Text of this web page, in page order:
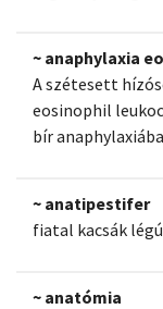
~ anaphylaxia
A szétesett
eosinophil
bír
~ anatipestifer
fiatal kacsák
~ anatómia